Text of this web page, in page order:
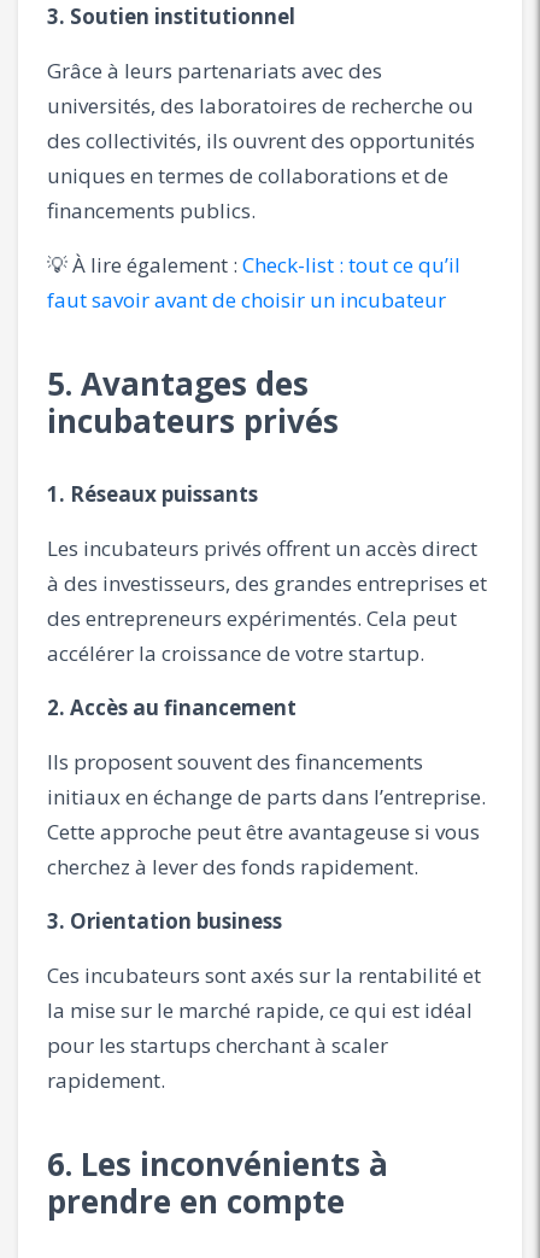
3. Soutien institutionnel
Grâce à leurs partenariats avec des
universités, des laboratoires de recherche ou
des collectivités, ils ouvrent des opportunités
uniques en termes de collaborations et de
financements publics.
💡 À lire également : Check-list : tout ce qu’il
faut savoir avant de choisir un incubateur
5. Avantages des
incubateurs privés
1. Réseaux puissants
Les incubateurs privés offrent un accès direct
à des investisseurs, des grandes entreprises et
des entrepreneurs expérimentés. Cela peut
accélérer la croissance de votre startup.
2. Accès au financement
Ils proposent souvent des financements
initiaux en échange de parts dans l’entreprise.
Cette approche peut être avantageuse si vous
cherchez à lever des fonds rapidement.
3. Orientation business
Ces incubateurs sont axés sur la rentabilité et
la mise sur le marché rapide, ce qui est idéal
pour les startups cherchant à scaler
rapidement.
6. Les inconvénients à
prendre en compte